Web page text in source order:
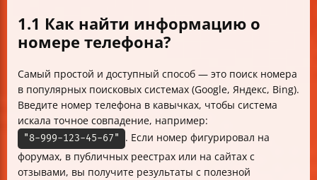
1.1 Как найти информацию о
номере телефона?
Самый простой и доступный способ — это поиск номера
в популярных поисковых системах (Google, Яндекс, Bing).
Введите номер телефона в кавычках, чтобы система
искала точное совпадение, например:
"8-999-123-45-67"
. Если номер фигурировал на
форумах, в публичных реестрах или на сайтах с
отзывами, вы получите результаты с полезной